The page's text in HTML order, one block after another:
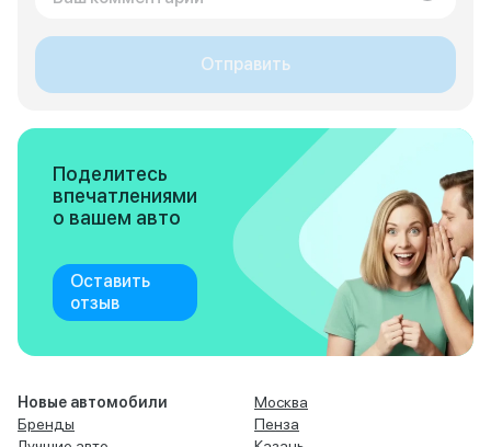
Отправить
Поделитесь
впечатлениями
о вашем авто
Оставить
отзыв
Новые автомобили
Бренды
Москва
Пенза